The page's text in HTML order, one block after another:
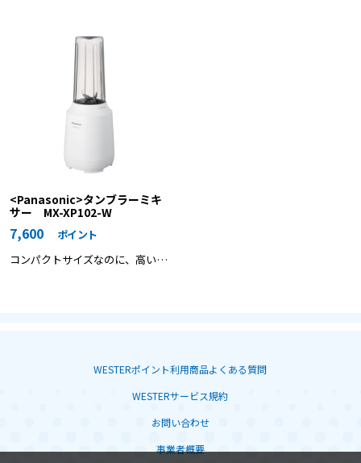
<Panasonic>タンブラーミキ
サー MX-XP102-W
7,600
ポイント
コンパクトサイズなのに、高い切
WESTERポイント利用商品よくある質問
WESTERサービス規約
お問い合わせ
事業者概要